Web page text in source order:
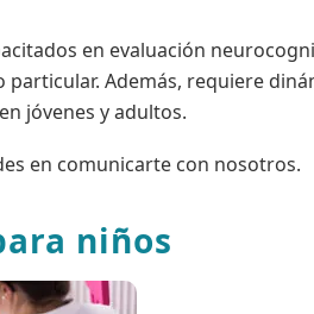
en evaluación
particular. Además, requiere
jóvenes y adultos.
en comunicarte con nosotros.
niños